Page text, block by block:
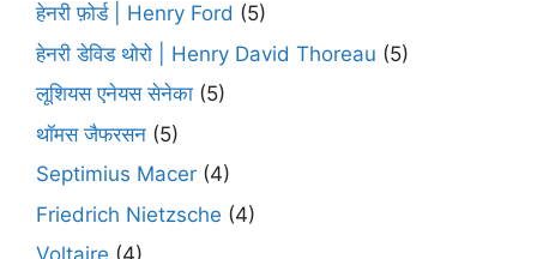
हेनरी फ़ोर्ड | Henry Ford (5)
हेनरी डेविड थोरो | Henry David Thoreau (5)
लूशियस एनेयस सेनेका (5)
थॉमस जैफरसन (5)
Septimius Macer (4)
Friedrich Nietzsche (4)